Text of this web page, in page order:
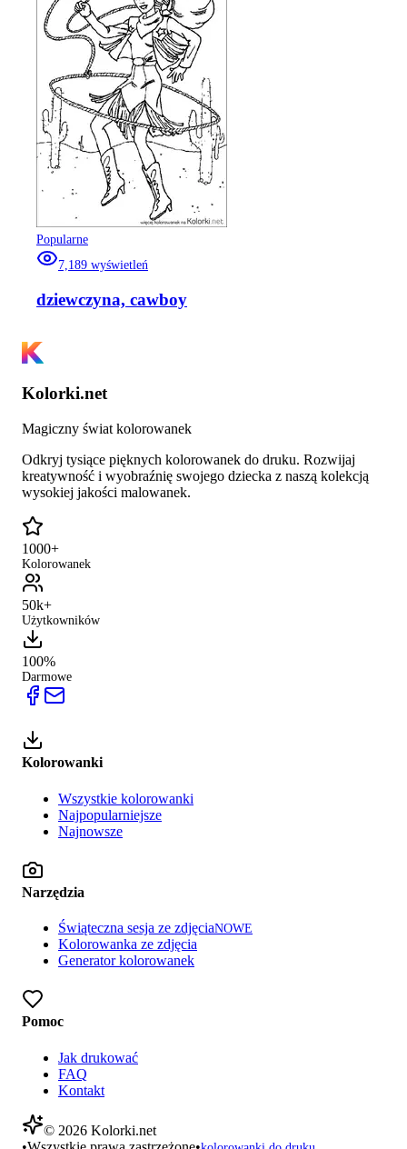
Popularne
7,189 wyświetleń
dziewczyna, cawboy
Kolorki.net
Magiczny świat kolorowanek
Odkryj tysiące pięknych kolorowanek do druku. Rozwijaj
kreatywność i wyobraźnię swojego dziecka z naszą kolekcją
wysokiej jakości malowanek.
1000+
Kolorowanek
50k+
Użytkowników
100%
Darmowe
Kolorowanki
Wszystkie kolorowanki
Najpopularniejsze
Najnowsze
Narzędzia
Świąteczna sesja ze zdjęciaNOWE
Kolorowanka ze zdjęcia
Generator kolorowanek
Pomoc
Jak drukować
FAQ
Kontakt
© 2026 Kolorki.net